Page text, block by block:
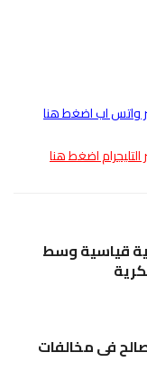
واتس اب اضغط هنا
التليجرام اضغط هنا
قياسية وسط
طلب للتصالح فى مخالفات